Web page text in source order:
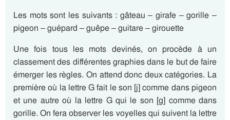
Les mots sont les suivants : gâteau – girafe – gorille –
pigeon – guépard – guêpe – guitare – girouette
Une fois tous les mots devinés, on procède à un
classement des différentes graphies dans le but de faire
émerger les règles. On attend donc deux catégories. La
première où la lettre G fait le son [j] comme dans pigeon
et une autre où la lettre G qui le son [g] comme dans
gorille. On fera observer les voyelles qui suivent la lettre